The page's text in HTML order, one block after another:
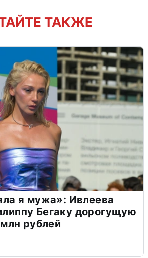
ТАКЖЕ
я мужа»: Ивлеева
Бегаку дорогущую
рублей